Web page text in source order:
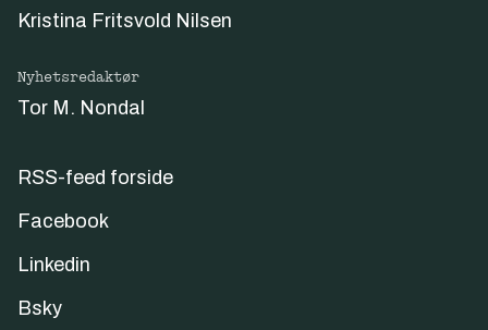
Kristina Fritsvold Nilsen
Nyhetsredaktør
Tor M. Nondal
RSS-feed forside
Facebook
Linkedin
Bsky